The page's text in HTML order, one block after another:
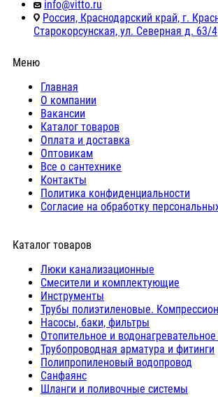
info@vitto.ru
Россия, Краснодарский край, г.
Старокорсунская, ул. Северная д. 63/4
Меню
Главная
О компании
Вакансии
Каталог товаров
Оплата и доставка
Оптовикам
Все о сантехнике
Контакты
Политика конфиденциальности
Согласие на обработку
Каталог товаров
Люки канализационные
Cмесители и комплектующие
Инструменты
Трубы полиэтиленовые.
Насосы, баки, фильтры
Отопительное и
Трубопроводная арматура и фитинги
Полипропиленовый водопровод
Санфаянс
Шланги и поливочные системы